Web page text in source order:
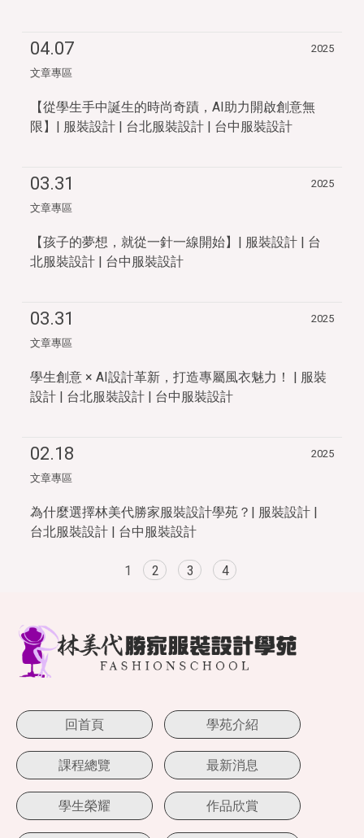
04.07
2025
文章專區
【從學生手中誕生的時尚奇蹟，AI助力開啟創意無
限】| 服裝設計 | 台北服裝設計 | 台中服裝設計
03.31
2025
文章專區
【孩子的夢想，就從一針一線開始】| 服裝設計 | 台
北服裝設計 | 台中服裝設計
03.31
2025
文章專區
學生創意 × AI設計革新，打造專屬風衣魅力！ | 服裝
設計 | 台北服裝設計 | 台中服裝設計
02.18
2025
文章專區
為什麼選擇林美代勝家服裝設計學苑？| 服裝設計 |
台北服裝設計 | 台中服裝設計
1 2 3 4
回首頁 學苑介紹
課程總覽 最新消息
學生榮耀 作品欣賞